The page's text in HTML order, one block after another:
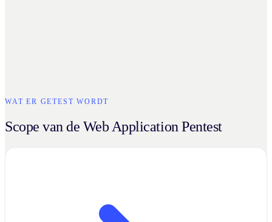
WAT ER GETEST WORDT
Scope van de Web Application Pentest